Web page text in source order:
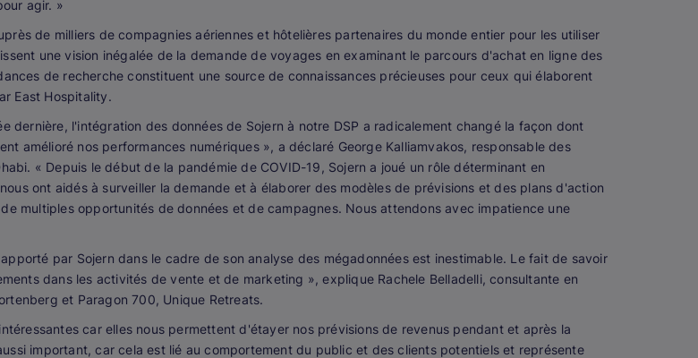
agir. »
de milliers de compagnies aériennes et hôtelières partenaires du monde entier pour les utiliser
une vision inégalée de la demande de voyages en examinant le parcours d'achat en ligne des
de recherche constituent une source de connaissances précieuses pour ceux qui élaborent
East Hospitality.
dernière, l'intégration des données de Sojern à notre DSP a radicalement changé la façon dont
amélioré nos performances numériques », a déclaré George Kalliamvakos, responsable des
« Depuis le début de la pandémie de COVID-19, Sojern a joué un rôle déterminant en
ont aidés à surveiller la demande et à élaborer des modèles de prévisions et des plans d'action
multiples opportunités de données et de campagnes. Nous attendons avec impatience une
par Sojern dans le cadre de son analyse des mégadonnées est inestimable. Le fait de savoir
dans les activités de vente et de marketing », explique Rachele Belladelli, consultante en
et Paragon 700, Unique Retreats.
car elles nous permettent d'étayer nos prévisions de revenus pendant et après la
important, car cela est lié au comportement du public et des clients potentiels et représente